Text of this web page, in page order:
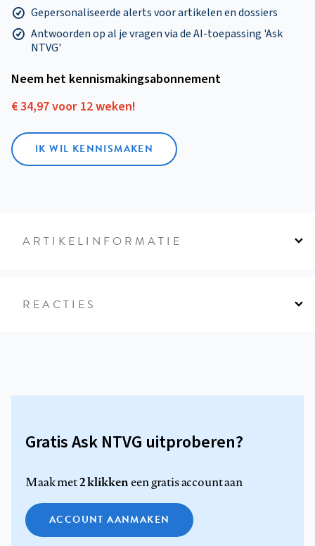
Gepersonaliseerde alerts voor artikelen en dossiers
Antwoorden op al je vragen via de AI-toepassing 'Ask
NTVG'
Neem het kennismakings­abonnement
€ 34,97 voor 12 weken!
IK WIL KENNISMAKEN
ARTIKELINFORMATIE
REACTIES
Gratis Ask NTVG uitproberen?
Maak met2 klikkeneen gratis account aan
ACCOUNT AANMAKEN